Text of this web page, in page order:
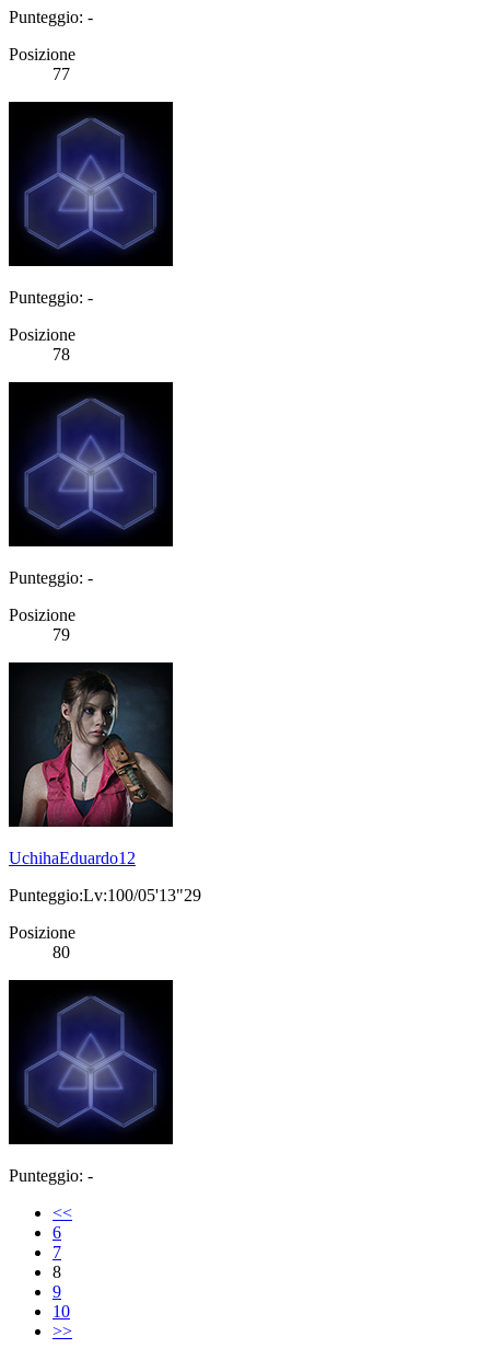
Punteggio: -
Posizione
77
Punteggio: -
Posizione
78
Punteggio: -
Posizione
79
UchihaEduardo12
Punteggio:Lv:100/05'13"29
Posizione
80
Punteggio: -
<<
6
7
8
9
10
>>